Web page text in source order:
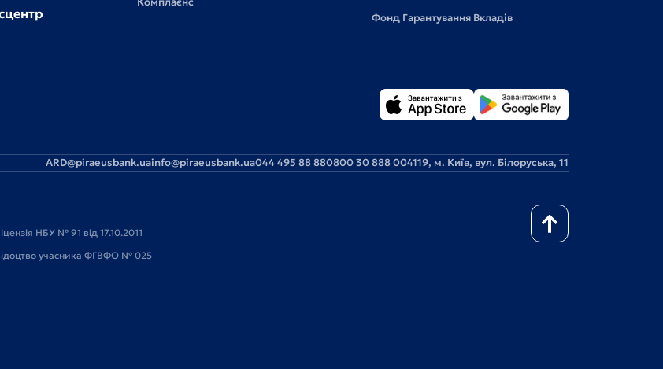
Фонд Гарантування Вкладів
ARD@piraeusbank.uainfo@piraeusbank.ua044 495 88 880800 30 888 004119, м. Київ, вул. Білоруська, 11
НБУ № 91 від 17.10.2011
учасника ФГВФО № 025